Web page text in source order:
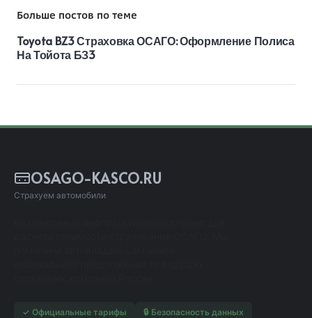
Больше постов по теме
Toyota BZ3 Страховка ОСАГО: Оформление Полиса
На Тойота БЗ3
OSAGO-KASCO.RU
Страхуем автомобили
✓ Официальные тарифы
🔒 Безопасность данных